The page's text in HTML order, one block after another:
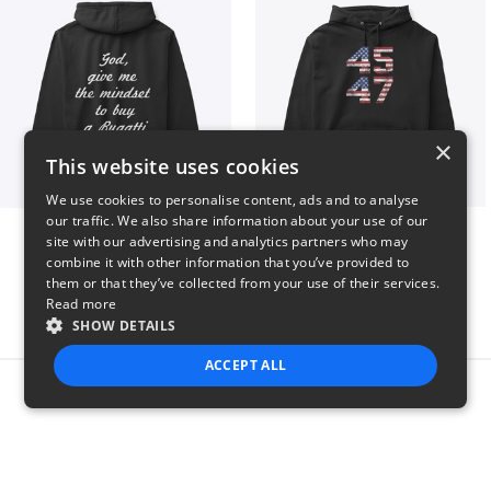
$51
Vintage 45-47 Design
$40
×
This website uses cookies
We use cookies to personalise content, ads and to analyse
our traffic. We also share information about your use of our
site with our advertising and analytics partners who may
combine it with other information that you’ve provided to
them or that they’ve collected from your use of their services.
Read more
SHOW DETAILS
ACCEPT ALL
STRICTLY NECESSARY PERFORMANCE